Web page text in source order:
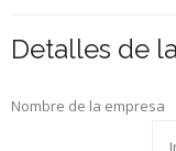
Detalles de
Nombre de la empresa